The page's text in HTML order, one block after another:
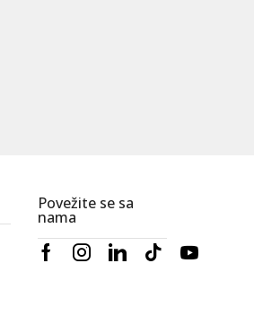
Povežite se sa
nama